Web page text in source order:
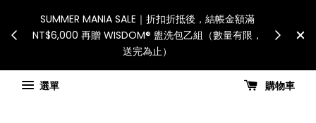
務將暫停配送。 如遇假日、天災或其
素，出貨安排可能調整，敬請見諒
International Shipping:
for all customs duties and
國進口關稅與稅費須由收
選單
購物車